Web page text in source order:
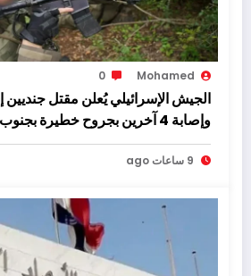
Mohamed
0
الجيش الإسرائيلي يُعلن مقتل جنديين
وإصابة 4 آخرين بجروح خطيرة بجنوب لبنان
9 ساعات ago